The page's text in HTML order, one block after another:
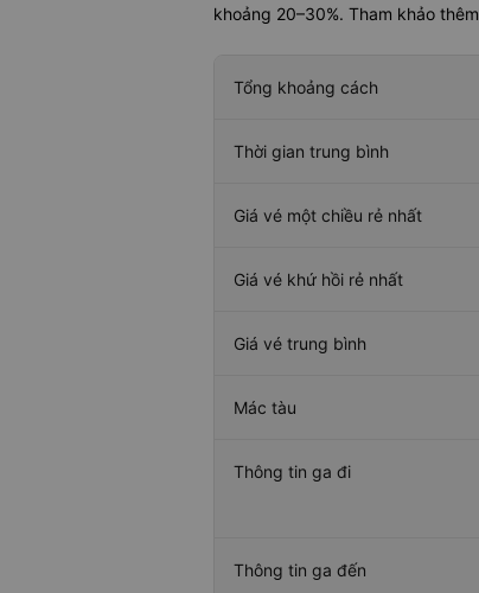
khoảng 20–30%. Tham khảo thêm
Tổng khoảng cách
Thời gian trung bình
Giá vé một chiều rẻ nhất
Giá vé khứ hồi rẻ nhất
Giá vé trung bình
Mác tàu
Thông tin ga đi
Thông tin ga đến